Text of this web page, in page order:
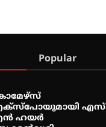
Popular
എസ്
ഹയർ